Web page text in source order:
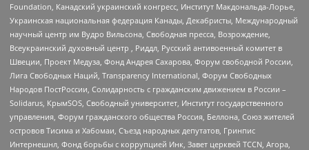
Foundation, Канадский украинский конгресс, Институт Макдональда-Лорье,
Украинская национальная федерация Канады, Декабристы, Международный
научный центр им Вудро Вильсона, Свободная пресса, Возрождение,
Всеукраинский духовный центр , Риддл, Русский антивоенный комитет в
Швеции, Проект Медуза, Фонд Андрея Сахарова, Форум свободной России,
Лига Свободных Наций, Transparеncy International, Форум Свободных
Народов ПостРоссии, Солидарность с гражданским движением в России –
Solidarus, КрымSOS, Свободный университет, Институт государственного
управления, Форум гражданского общества Россия, Беллона, Союз жителей
островов Тисима и Хабомаи, Съезд народных депутатов, Гринпис
Интернешнл, Фонд борьбы с коррупцией Инк, Завет церквей TCCN, Агора,